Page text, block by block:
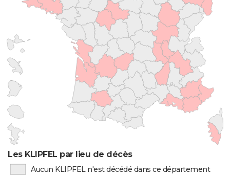
Les KLIPFEL par lieu de décès
Aucun KLIPFEL n'est décédé dans ce département